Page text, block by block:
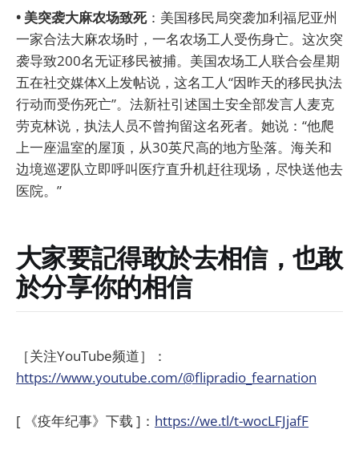
• 美突袭大麻农场致死：美国移民局突袭加利福尼亚州
一家合法大麻农场时，一名农场工人受伤身亡。这次突
袭导致200名无证移民被捕。美国农场工人联合会星期
五在社交媒体X上发帖说，这名工人“因昨天的移民执法
行动而受伤死亡”。法新社引述国土安全部发言人麦克
劳克林说，执法人员不曾拘留这名死者。她说：“他爬
上一座温室的屋顶，从30英尺高的地方坠落。海关和
边境巡逻队立即呼叫医疗直升机赶往现场，尽快送他去
医院。”
大家要記得敢於去相信，也敢
於分享你的相信
［关注YouTube频道］：
https://www.youtube.com/@flipradio_fearnation
[ 《疫年纪事》下载 ]： https://we.tl/t-wocLFJjafF